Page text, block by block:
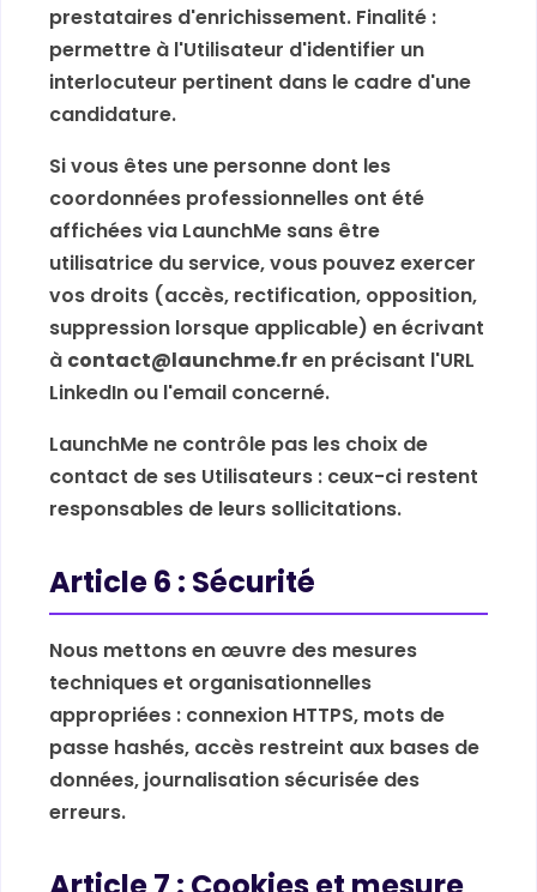
prestataires d'enrichissement. Finalité :
permettre à l'Utilisateur d'identifier un
interlocuteur pertinent dans le cadre d'une
candidature.
Si vous êtes une personne dont les
coordonnées professionnelles ont été
affichées via LaunchMe sans être
utilisatrice du service, vous pouvez exercer
vos droits (accès, rectification, opposition,
suppression lorsque applicable) en écrivant
à contact@launchme.fren précisant l'URL
LinkedIn ou l'email concerné.
LaunchMe ne contrôle pas les choix de
contact de ses Utilisateurs : ceux-ci restent
responsables de leurs sollicitations.
Article 6 : Sécurité
Nous mettons en œuvre des mesures
techniques et organisationnelles
appropriées : connexion HTTPS, mots de
passe hashés, accès restreint aux bases de
données, journalisation sécurisée des
erreurs.